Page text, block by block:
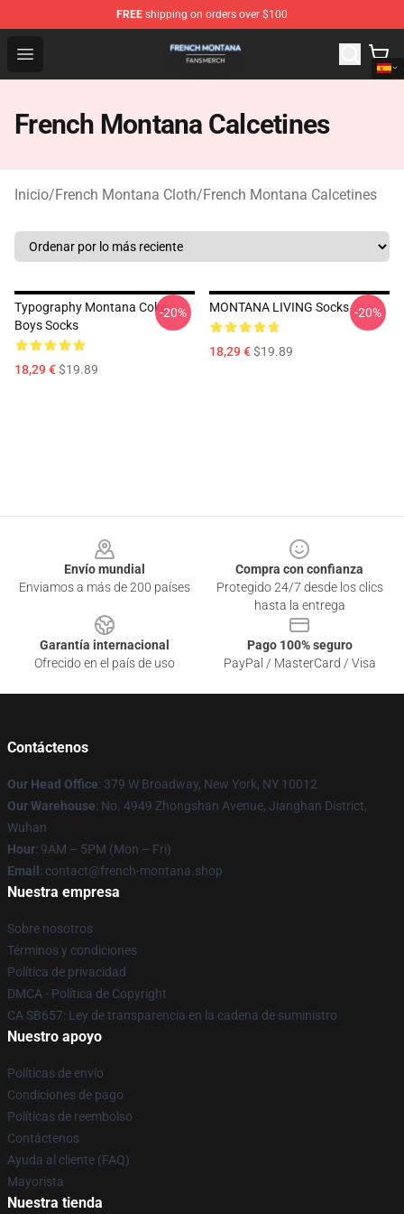
FREE shipping on orders over $100
Open menu
French Montana Shop - Official French Montana
French Montana Calcetines
Inicio/French Montana Cloth/French Montana Calcetines
Typography Montana Coke
Boys Socks
18,29 €$19.89
-20% MONTANA LIVING Socks
18,29 €$19.89
-20%
Envío mundial
Enviamos a más de 200 países
Compra con confianza
Protegido 24/7 desde los clics
hasta la entrega
Garantía internacional
Ofrecido en el país de uso
Pago 100% seguro
PayPal / MasterCard / Visa
Contáctenos
Our Head Office: 379 W Broadway, New York, NY 10012
Our Warehouse: No. 4949 Zhongshan Avenue, Jianghan District,
Wuhan
Hour: 9AM – 5PM (Mon – Fri)
Email : contact@french-montana.shop
Nuestra empresa
Sobre nosotros
Términos y condiciones
Política de privacidad
DMCA - Política de Copyright
CA SB657: Ley de transparencia en la cadena de suministro
Nuestro apoyo
Políticas de envío
Condiciones de pago
Políticas de reembolso
Contáctenos
Ayuda al cliente (FAQ)
Mayorista
Nuestra tienda